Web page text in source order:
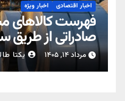
اخبار اقتصادی اخبار ویژه
فهرست کالاهای
صادراتی از طریق
مرداد ۱۴, ۱۴۰۵ یکتا